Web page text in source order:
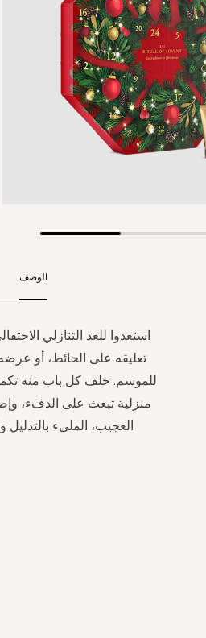
الوصف
استعدوا للعد التنازلي
تعليقه على الحائط، أو
للموسم. خلف كل باب منه
منزلية تبعث على الدفء،
العجيب، المليء